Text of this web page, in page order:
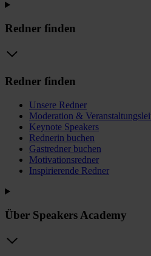
Redner finden
Redner finden
Unsere Redner
Moderation &
Keynote Speakers
Rednerin buchen
Gastredner buchen
Motivationsredner
Inspirierende Redner
Über Speakers Academy